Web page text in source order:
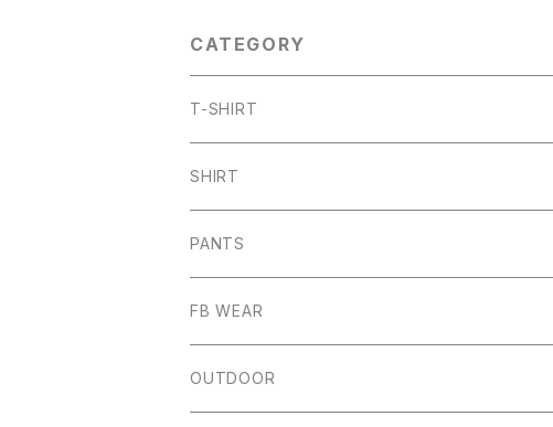
CATEGORY
T-SHIRT
ARCH
CHB
HW
IZUTAMA
SHIRT
PANTS
SHORT PANTS
NY PANTS
FB WEAR
Raglan Tee
OUTDOOR